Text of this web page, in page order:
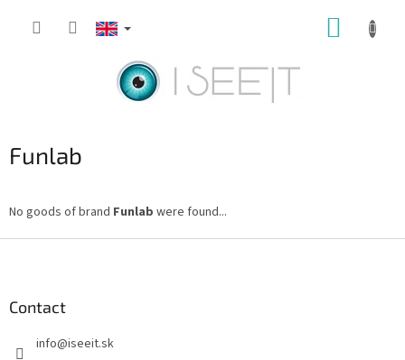
Funlab
No goods of brand Funlab were found...
Contact
info@iseeit.sk